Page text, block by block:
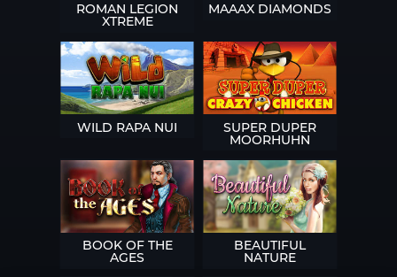
ROMAN LEGION
XTREME
MAAAX DIAMONDS
WILD RAPA NUI SUPER DUPER
MOORHUHN
BOOK OF THE
AGES
BEAUTIFUL
NATURE